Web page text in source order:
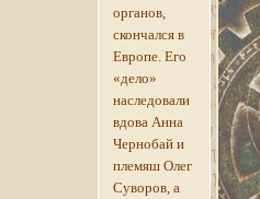
органов,
скончался в
Европе. Его
«дело»
наследовали
вдова Анна
Чернобай и
племяш Олег
Суворов, а